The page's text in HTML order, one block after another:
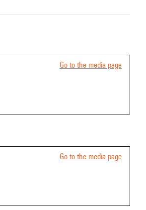
Go to the media page
Go to the media page